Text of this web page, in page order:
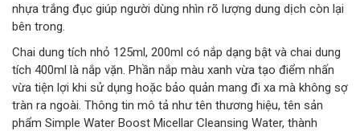
nhựa trắng đục giúp người dùng nhìn rõ lượng dung dịch còn lại
bên trong.
Chai dung tích nhỏ 125ml, 200ml có nắp dạng bật và chai dung
tích 400ml là nắp vặn. Phần nắp màu xanh vừa tạo điểm nhấn
vừa tiện lợi khi sử dụng hoặc bảo quản mang đi xa mà không sợ
tràn ra ngoài. Thông tin mô tả như tên thương hiệu, tên sản
phẩm Simple Water Boost Micellar Cleansing Water, thành